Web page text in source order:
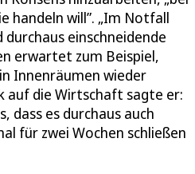
handeln will”. „Im Notfall
einschneidende
erwartet zum Beispiel,
Innenräumen wieder
auf die Wirtschaft sagte er:
dass es durchaus auch
für zwei Wochen schließen